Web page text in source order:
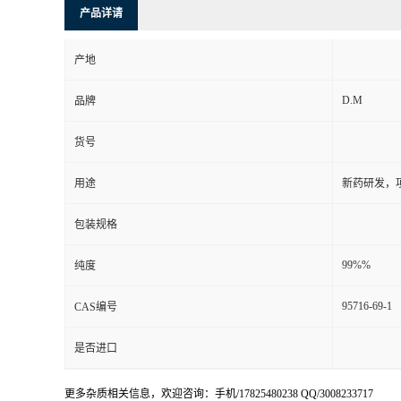
产品详请
产地
品牌 D.M
货号
用途 新药研发，
包装规格
纯度 99%%
CAS编号 95716-69-1
是否进口
更多杂质相关信息，欢迎咨询：手机/17825480238 QQ/3008233717